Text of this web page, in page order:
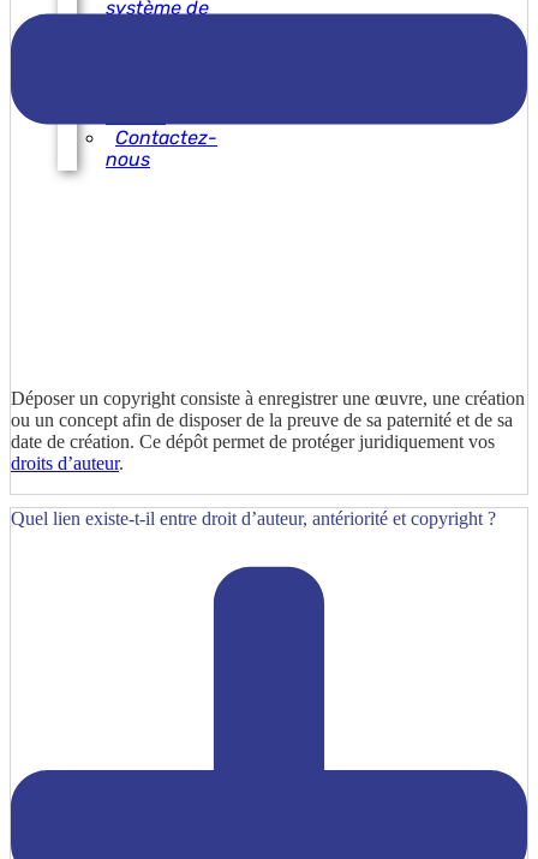
système de
Contactez-
nous
Déposer un copyright consiste à enregistrer une œuvre, une création
ou un concept afin de disposer de la preuve de sa paternité et de sa
date de création. Ce dépôt permet de protéger juridiquement vos
droits d’auteur.
Quel lien existe-t-il entre droit d’auteur, antériorité et copyright ?